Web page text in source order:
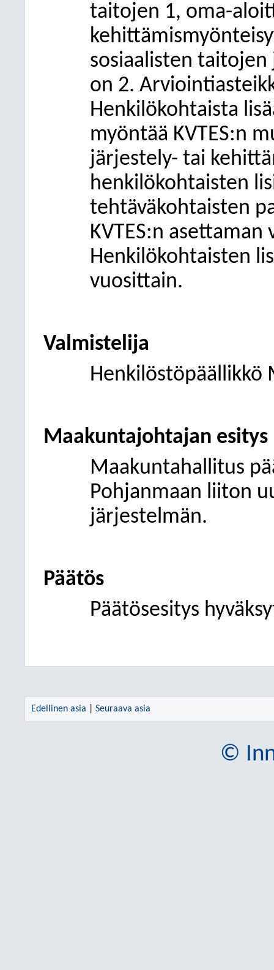
taitojen 1, oma-
sosiaalisten
on 2.
Henkilökohtaista
myöntää KVTES:n
järjestely- tai
henkilökohtaisten
tehtäväkohtaisten
KVTES:n asettaman
Henkilökohtaisten
vuosittain.
Valmistelija
Henkilöstöpäällikkö
Maakuntajohtajan esitys
Maakuntahallitus
Pohjanmaan liiton
järjestelmän.
Päätös
Päätösesitys
Edellinen asia Seuraava asia
©